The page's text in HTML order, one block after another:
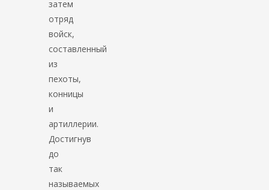
затем
отряд
войск,
составленный
из
пехоты,
конницы
и
артиллерии.
Достигнув
до
так
называемых